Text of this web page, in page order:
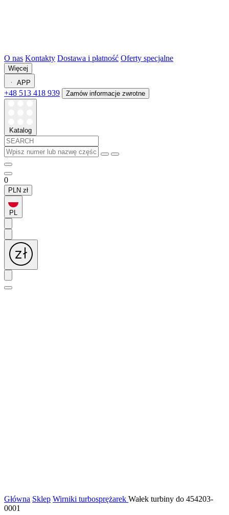
O nas Kontakty Dostawa i płatność Oferty specjalne
Więcej
APP
+48 513 418 939 Zamów informacje zwrotne
Katalog
0
PLN zł
PL
Główna Sklep Wirniki turbosprężarek Wałek turbiny do 454203-
0001